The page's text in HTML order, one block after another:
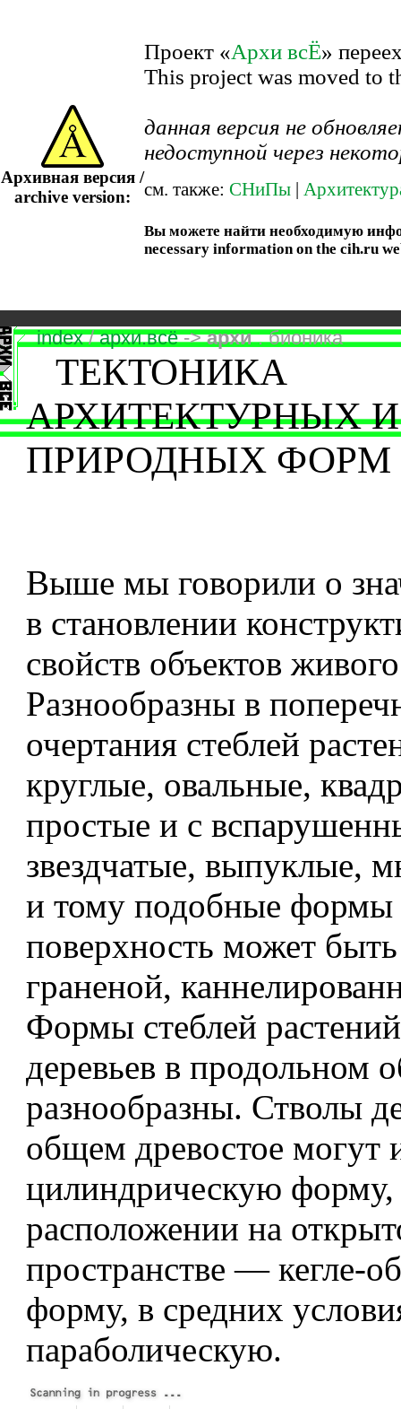
Архивная версия /
archive version:
Проект «Архи всЁ»
This project was moved to
данная версия не
недоступной через
см. также: СНиПы
Вы можете найти необходимую
necessary information on the cih.ru
index / архи.всё ->архи. бионика
ТЕКТОНИКА
АРХИТЕКТУРНЫХ И
ПРИРОДНЫХ ФОРМ
Выше мы говорили о
в становлении
свойств объектов
Разнообразны в
очертания стеблей
круглые, овальные,
простые и с
звездчатые, выпуклые,
и тому подобные
поверхность может
граненой,
Формы стеблей
деревьев в продольном
разнообразны. Стволы
общем древостое могут
цилиндрическую
расположении на
пространстве — кегле-
форму, в средних
параболическую.